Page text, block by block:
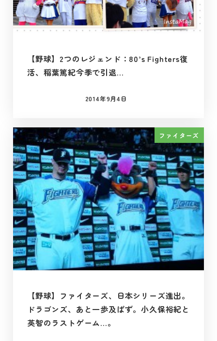
【野球】2つのレジェンド：80’s Fighters復
活、稲葉篤紀今季で引退…
投稿日
2014年9月4日
ファイターズ
【野球】ファイターズ、日本シリーズ進出。
ドラゴンズ、あと一歩及ばず。小久保裕紀と
英智のラストゲーム…。